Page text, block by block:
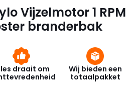
Vijzelmotor 1 RPM
branderbak
draait om
Wij bieden een
totaalpakket